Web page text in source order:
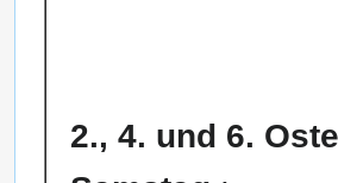
2., 4. und 6.